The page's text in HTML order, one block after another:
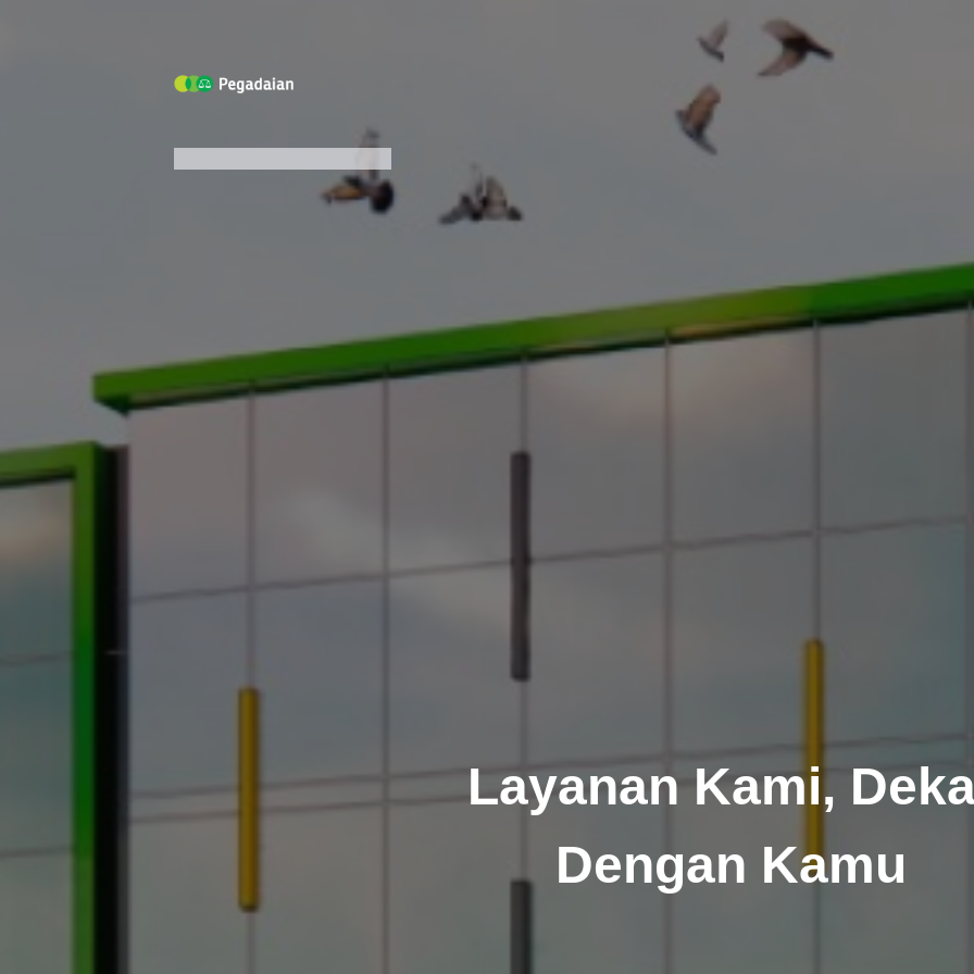
Layanan Kami,
Dengan Kamu